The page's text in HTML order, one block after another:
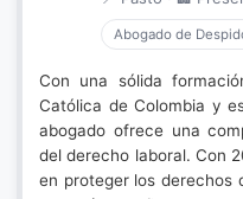
Abogado de
Con una sólida
Católica de Colombia y
abogado ofrece una
del derecho laboral. Con
en proteger los derechos